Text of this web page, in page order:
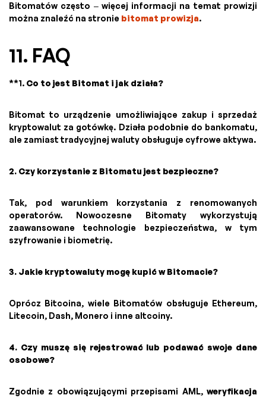
Bitomatów często – więcej informacji na temat prowizji
można znaleźć na stronie bitomat prowizja.
11. FAQ
**1. Co to jest Bitomat i jak działa?
Bitomat to urządzenie umożliwiające zakup i sprzedaż
kryptowalut za gotówkę. Działa podobnie do bankomatu,
ale zamiast tradycyjnej waluty obsługuje cyfrowe aktywa.
2. Czy korzystanie z Bitomatu jest bezpieczne?
Tak, pod warunkiem korzystania z renomowanych
operatorów. Nowoczesne Bitomaty wykorzystują
zaawansowane technologie bezpieczeństwa, w tym
szyfrowanie i biometrię.
3. Jakie kryptowaluty mogę kupić w Bitomacie?
Oprócz Bitcoina, wiele Bitomatów obsługuje Ethereum,
Litecoin, Dash, Monero i inne altcoiny.
4. Czy muszę się rejestrować lub podawać swoje dane
osobowe?
Zgodnie z obowiązującymi przepisami AML, weryfikacja